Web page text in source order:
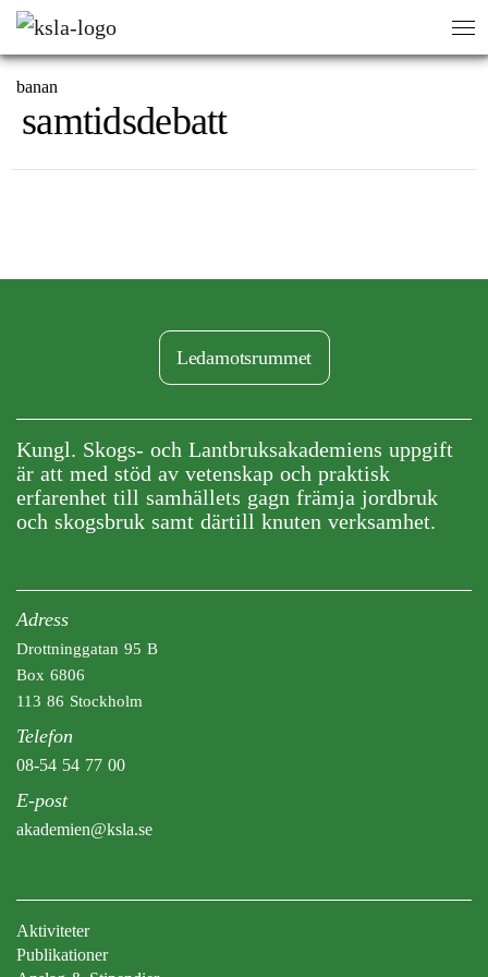
HEM /
banan
samtidsdebatt
Ledamotsrummet
Kungl. Skogs- och Lantbruksakademiens uppgift
är att med stöd av vetenskap och praktisk
erfarenhet till samhällets gagn främja jordbruk
och skogsbruk samt därtill knuten verksamhet.
Adress
Drottninggatan 95 B
Box 6806
113 86 Stockholm
Telefon
08-54 54 77 00
E-post
akademien@ksla.se
Aktiviteter
Publikationer